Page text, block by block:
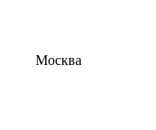
Москва